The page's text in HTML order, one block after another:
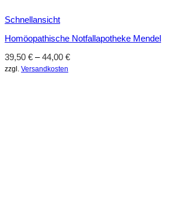
Schnellansicht
Homöopathische Notfallapotheke Mendel
39,50 € –44,00 €
zzgl. Versandkosten